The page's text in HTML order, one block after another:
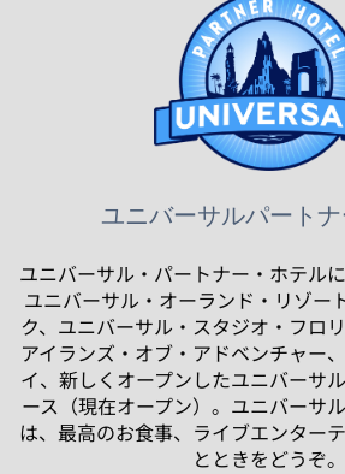
ユニバーサルパート
ユニバーサル・パートナー・ホテル
ユニバーサル・オーランド・リゾー
ク、ユニバーサル・スタジオ・フロ
アイランズ・オブ・アドベンチャー
イ、新しくオープンしたユニバーサ
ース（現在オープン）。ユニバーサ
は、最高のお食事、ライブエンター
とときをどうぞ。